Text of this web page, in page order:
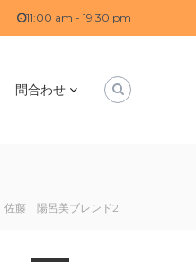
11:00 am - 19:30 pm
問合わせ
佐藤 陽呂美ブレンド2